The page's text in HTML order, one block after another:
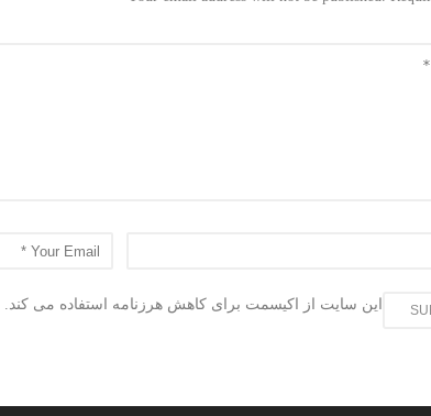
این سایت از اکیسمت برای کاهش هرزنامه استفاده می کند.